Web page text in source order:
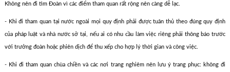
Không nên đi tìm Đoàn vì các điểm tham quan rất rộng nên càng dễ lạc.
- Khi đi tham quan tại nước ngoài mọi quy định phải được tuân thủ theo đúng quy định
của pháp luật và nhà nước sở tại, nếu ai có nhu cầu làm việc riêng phải thông báo trước
với trưởng đoàn hoặc phiên dịch để thu xếp cho hợp lý thời gian và công việc.
- Khi đi tham quan chùa chiền và các nơi trang nghiêm nên lưu ý trang phục: không đi